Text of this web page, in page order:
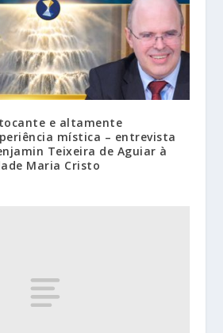
e altamente
mística – entrevista
Teixeira de Aguiar à
Maria Cristo